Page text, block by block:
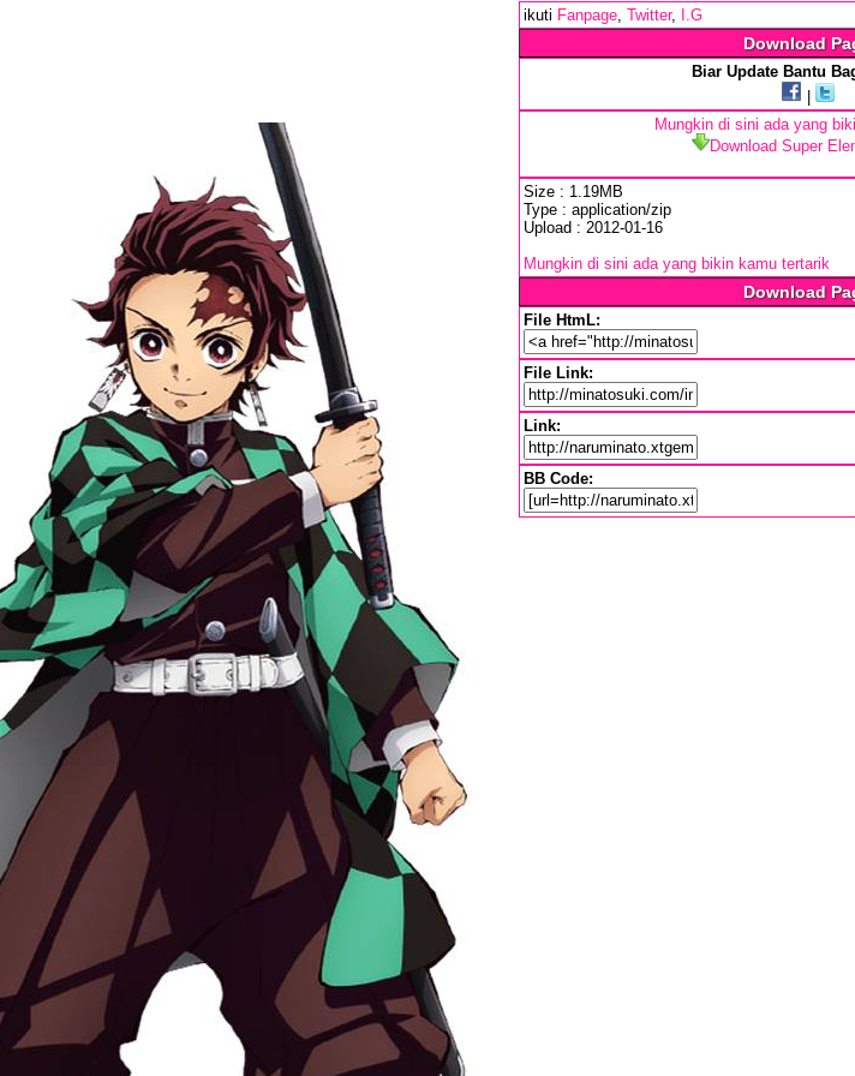
ikuti Fanpage, Twitter, I.G
Download
Biar Update Bantu
Mungkin di sini ada yang
Download Super
Size : 1.19MB
Type : application/zip
Upload : 2012-01-16
Mungkin di sini ada yang bikin kamu tertarik
Download
File HtmL:
File Link:
Link:
BB Code: